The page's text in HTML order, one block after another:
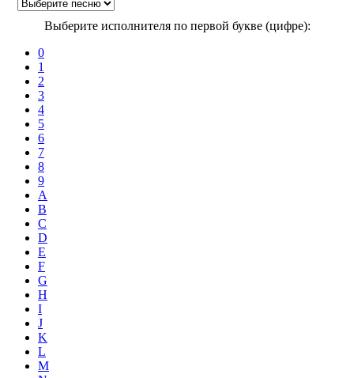
Выберите исполнителя по первой букве (цифре):
0
1
2
3
4
5
6
7
8
9
A
B
C
D
E
F
G
H
I
J
K
L
M